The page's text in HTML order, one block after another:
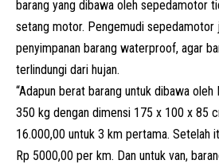
barang yang dibawa oleh sepedamotor
setang motor. Pengemudi sepedamotor
penyimpanan barang waterproof, agar
terlindungi dari hujan.
“Adapun berat barang untuk dibawa
350 kg dengan dimensi 175 x 100 x 85
16.000,00 untuk 3 km pertama. Setelah
Rp 5000,00 per km. Dan untuk van,